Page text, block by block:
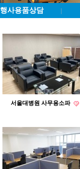
행사용품상담
서울대병원 사무용소파